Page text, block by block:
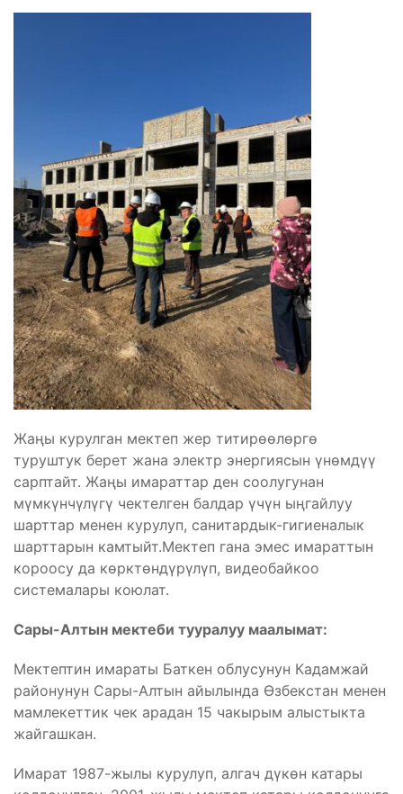
Жаңы курулган мектеп жер титирөөлөргө
туруштук берет жана электр энергиясын үнөмдүү
сарптайт. Жаңы имараттар ден соолугунан
мүмкүнчүлүгү чектелген балдар үчүн ыңгайлуу
шарттар менен курулуп, санитардык-гигиеналык
шарттарын камтыйт.Мектеп гана эмес имараттын
короосу да көрктөндүрүлүп, видеобайкоо
системалары коюлат.
Сары-Алтын мектеби тууралуу маалымат:
Мектептин имараты Баткен облусунун Кадамжай
районунун Сары-Алтын айылында Өзбекстан менен
мамлекеттик чек арадан 15 чакырым алыстыкта
жайгашкан.
Имарат 1987-жылы курулуп, алгач дүкөн катары